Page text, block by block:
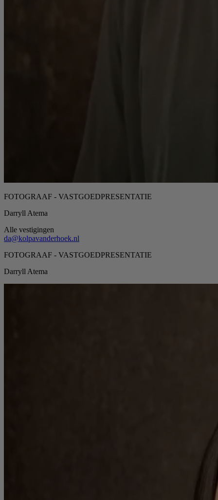
FOTOGRAAF - VASTGOEDPRESENTATIE
Darryll Atema
Alle vestigingen
da@kolpavanderhoek.nl
FOTOGRAAF - VASTGOEDPRESENTATIE
Darryll Atema